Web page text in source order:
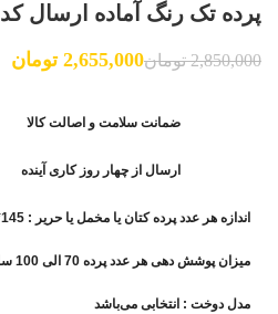
پرده تک رنگ آماده ارسال کد NI-F14A00
2,850,000 تومان2,655,000 تومان
ضمانت سلامت و اصالت کالا
ارسال از چهار روز کاری آینده
اندازه هر عدد پرده کتان یا مخمل یا حریر : 145*280
میزان پوشش دهی هر عدد پرده 70 الی 100 سانت از پنجره می‌باشد
مدل دوخت : انتخابی می‌باشد